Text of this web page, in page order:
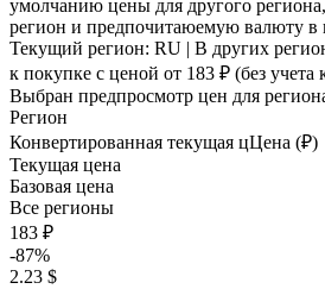
умолчанию цены для другого
регион и предпочитаюемую валюту в
Текущий регион: RU | В других
к покупке с ценой от 183 ₽ (без учета
Выбран предпросмотр цен для
Регион
Конвертированная текущая цЦена (₽)
Текущая цена
Базовая цена
Все регионы
183 ₽
-87%
2.23 $